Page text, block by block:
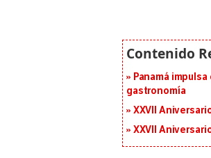
Panamá
gastronomía
XXVII
XXVII